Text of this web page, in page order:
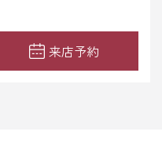
来店予約